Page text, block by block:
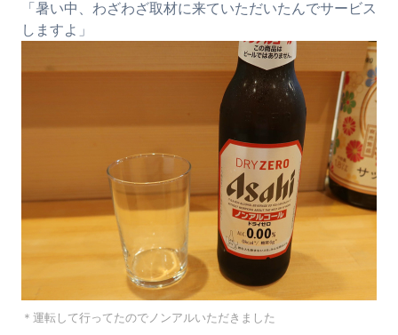
「暑い中、わざわざ取材に来ていただいたんでサービス
しますよ」
＊運転して行ってたのでノンアルいただきました